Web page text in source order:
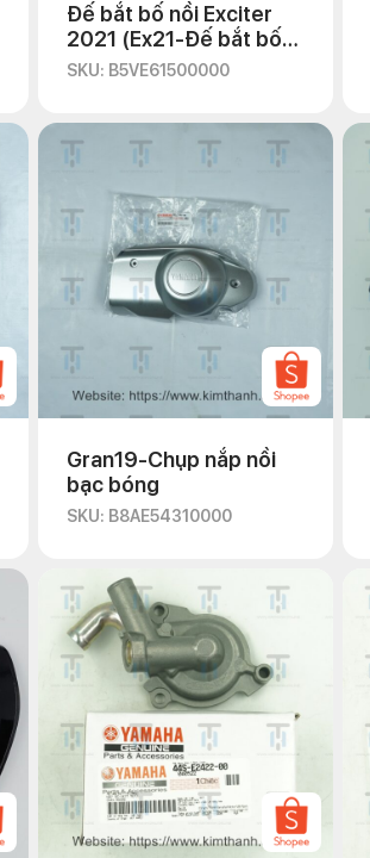
Đế bắt bố nồi Exciter
2021 (Ex21-Đế bắt bố
nồi)
SKU: B5VE61500000
Gran19-Chụp nắp nồi
bạc bóng
SKU: B8AE54310000